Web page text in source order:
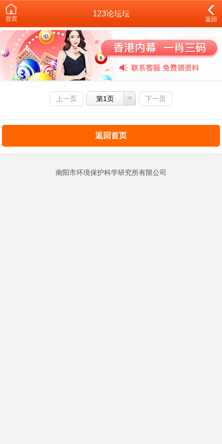
首页
123论坛坛
返回
上一页 第1页 下一页
返回首页
南阳市环境保护科学研究所有限公司